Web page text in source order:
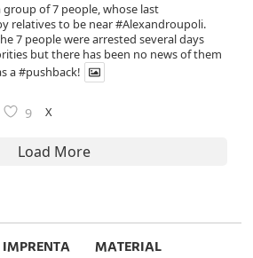
of 7 people, whose last
relatives to be near#Alexandroupoli.
7 people were arrested several days
but there has been no news of them
a#pushback!
9 X
Load More
IMPRENTA MATERIAL